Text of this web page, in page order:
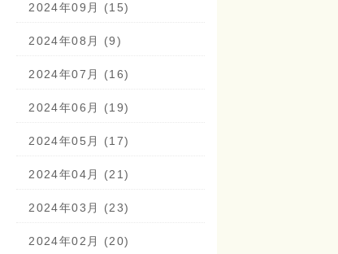
2024年09月 (15)
2024年08月 (9)
2024年07月 (16)
2024年06月 (19)
2024年05月 (17)
2024年04月 (21)
2024年03月 (23)
2024年02月 (20)